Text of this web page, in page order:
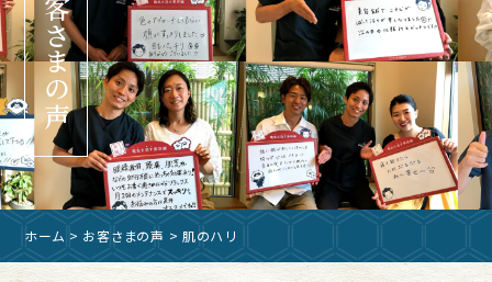
お客さまの声
ホーム > お客さまの声 > 肌のハリ